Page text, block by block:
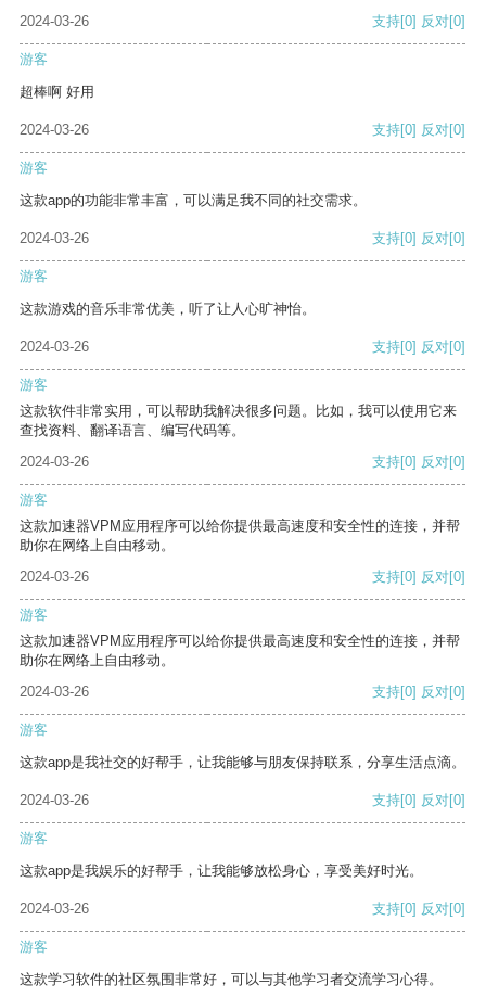
2024-03-26
支持[0] 反对[0]
游客
超棒啊 好用
2024-03-26 支持[0] 反对[0]
游客
这款app的功能非常丰富，可以满足我不同的社交需求。
2024-03-26 支持[0] 反对[0]
游客
这款游戏的音乐非常优美，听了让人心旷神怡。
2024-03-26 支持[0] 反对[0]
游客
这款软件非常实用，可以帮助我解决很多问题。比如，我可以使用它来
查找资料、翻译语言、编写代码等。
2024-03-26
支持[0] 反对[0]
游客
这款加速器VPM应用程序可以给你提供最高速度和安全性的连接，并帮
助你在网络上自由移动。
2024-03-26
支持[0] 反对[0]
游客
这款加速器VPM应用程序可以给你提供最高速度和安全性的连接，并帮
助你在网络上自由移动。
2024-03-26
支持[0] 反对[0]
游客
这款app是我社交的好帮手，让我能够与朋友保持联系，分享生活点滴。
2024-03-26 支持[0] 反对[0]
游客
这款app是我娱乐的好帮手，让我能够放松身心，享受美好时光。
2024-03-26 支持[0] 反对[0]
游客
这款学习软件的社区氛围非常好，可以与其他学习者交流学习心得。